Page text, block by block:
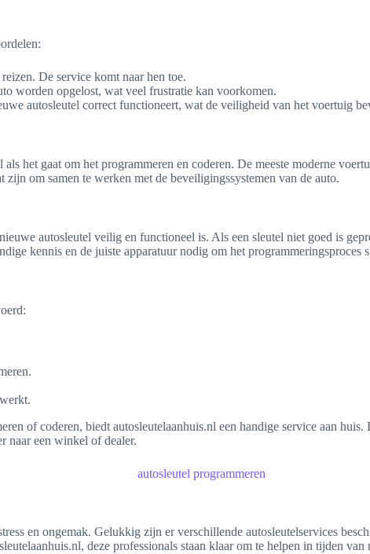
De service komt naar hen toe.
worden opgelost, wat veel frustratie kan voorkomen.
autosleutel correct functioneert, wat de veiligheid van het voertuig
het gaat om het programmeren en coderen. De meeste moderne
om samen te werken met de beveiligingssystemen van de auto.
autosleutel veilig en functioneel is. Als een sleutel niet goed is
kennis en de juiste apparatuur nodig om het programmeringsproces
of coderen, biedt autosleutelaanhuis.nl een handige service aan
naar een winkel of dealer.
en ongemak. Gelukkig zijn er verschillende autosleutelservices
deze professionals staan klaar om te helpen in tijden van